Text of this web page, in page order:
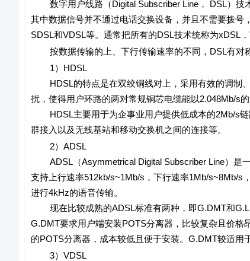
数字用户线路（Digital Subscriber Line， DSL）技
其中数据信号并不通过电话交换设备，并且不需要拨号
SDSL和VDSL等。通常把所有的DSL技术统称为xDSL
按数据传输的上、下行传输速率的不同，DSL有对称
1）HDSL
HDSL的特点是在双绞铜线对上，采用有效的调制、
扰，使得用户环路的两对常规铜芯电缆能以2.048Mb/s
HDSL主要用于为企事业用户提供低成本的2Mb/s链
群接入以及无线基站和移动交换机之间的连接等。
2）ADSL
ADSL（Asymmetrical Digital Subscriber Line）是一
支持上行速率512kb/s~1Mb/s，下行速率1Mb/s~8Mb/s
进行4kHz的语音传输。
现在比较成熟的ADSL标准有两种，即G.DMT和
G.DMT要求用户端安装POTS分离器，比较复杂且价格
的POTS分离器，成本较低且便于安装。G.DMT较适用
3）VDSL